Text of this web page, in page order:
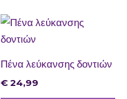
Πένα λεύκανσης δοντιών
€ 24,99